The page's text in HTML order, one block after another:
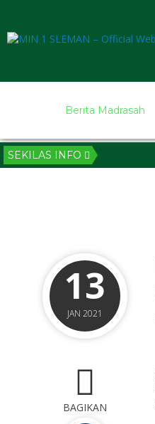
Berita Madrasah
SEKILAS INFO
13
JAN 2021
BAGIKAN